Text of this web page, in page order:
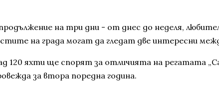
на три дни - от днес до неделя,
на града могат да гледат две интересни
120 яхти ще спорят за отличията на регатата
за втора поредна година.